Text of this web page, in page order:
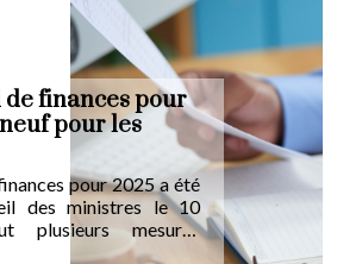
finances pour
pour les
pour 2025 a été
des ministres le 10
plusieurs mesures
des entreprises.